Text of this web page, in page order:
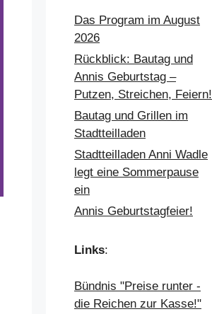
Das Program im August
2026
Rückblick: Bautag und
Annis Geburtstag –
Putzen, Streichen, Feiern!
Bautag und Grillen im
Stadtteilladen
Stadtteilladen Anni Wadle
legt eine Sommerpause
ein
Annis Geburtstagfeier!
Links:
Bündnis "Preise runter -
die Reichen zur Kasse!"